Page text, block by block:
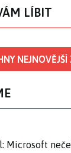
LÍBIT
Microsoft